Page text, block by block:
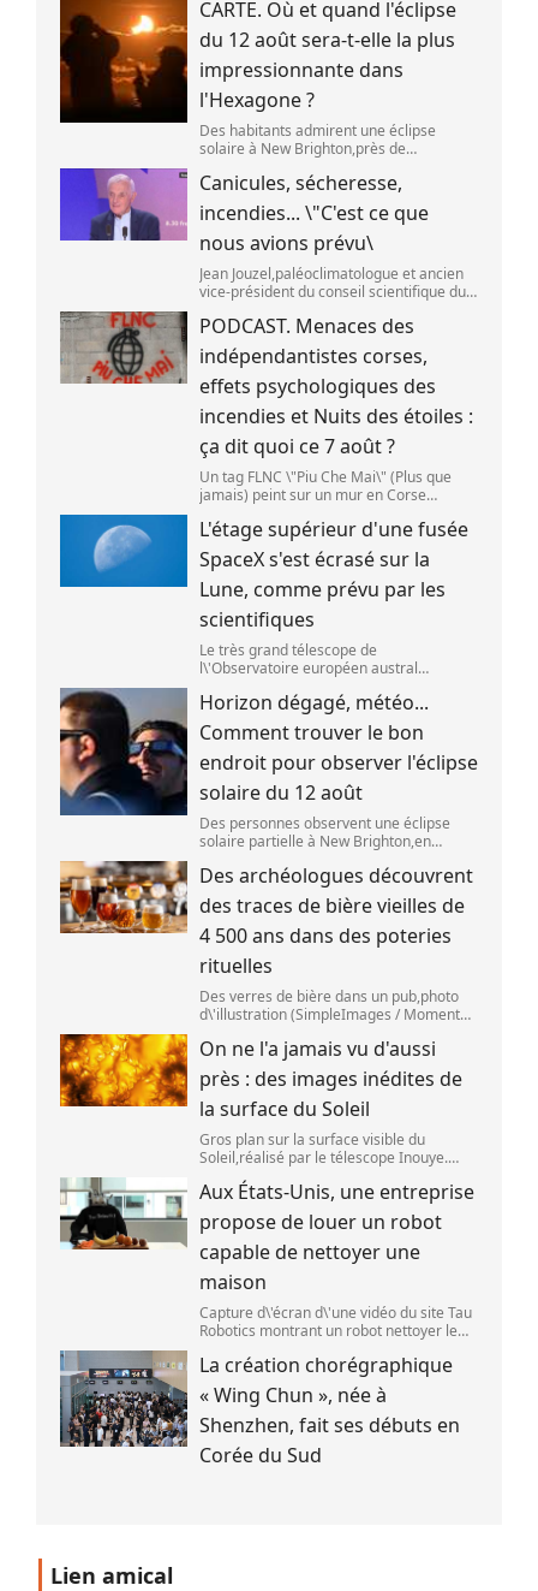
JOHN HILL)
CARTE. Où et quand l'éclipse
du 12 août sera-t-elle la plus
impressionnante dans
l'Hexagone ?
Des habitants admirent une éclipse
solaire à New Brighton,près de
septembre 2025. (SANKA VIDANAGAMA )
Canicules, sécheresse,
incendies... \"C'est ce que
nous avions prévu\
Jean Jouzel,paléoclimatologue et ancien
vice-président du conseil scientifique du
(FRANCEINFO / RADIO FRANCE)
PODCAST. Menaces des
indépendantistes corses,
effets psychologiques des
incendies et Nuits des étoiles :
ça dit quoi ce 7 août ?
Un tag FLNC \"Piu Che Mai\" (Plus que
jamais) peint sur un mur en Corse
CASABIANCA )
L'étage supérieur d'une fusée
SpaceX s'est écrasé sur la
Lune, comme prévu par les
scientifiques
Le très grand télescope de
l\'Observatoire européen austral
que l\'étage supérieur d\'une fusée de
SpaceX s\'est bien écrasé sur la Lune,le 5
aoû
Horizon dégagé, météo...
Comment trouver le bon
endroit pour observer l'éclipse
solaire du 12 août
Des personnes observent une éclipse
solaire partielle à New Brighton,en
(SANKA VIDANAGAMA )
Des archéologues découvrent
des traces de bière vieilles de
4 500 ans dans des poteries
rituelles
Des verres de bière dans un pub,photo
d\'illustration (SimpleImages / Moment
alcoolisée du monde. Les premières
traces de bière ont été retrouvées ch
On ne l'a jamais vu d'aussi
près : des images inédites de
la surface du Soleil
Gros plan sur la surface visible du
Soleil,réalisé par le télescope Inouye.
(NSF/NSO/AURA/MPS) Certains se
préparent peut-être à photographier le
mieux possible l\'éclipse solaire,prévue le
1
Aux États-Unis, une entreprise
propose de louer un robot
capable de nettoyer une
maison
Capture d\'écran d\'une vidéo du site Tau
Robotics montrant un robot nettoyer le
Robotics)
La création chorégraphique
« Wing Chun », née à
Shenzhen, fait ses débuts en
Corée du Sud
Lien amical